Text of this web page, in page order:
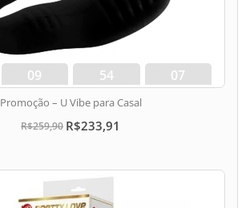
09
hora
54
min
06
seg
Promoção – U Vibe para Casal
R$259,90 R$233,91